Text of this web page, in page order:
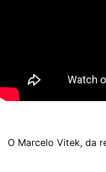
O Marcelo Vitek, da